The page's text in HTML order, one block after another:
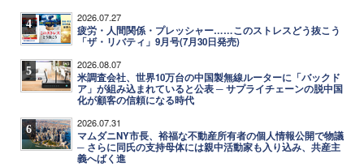
4 2026.07.27
疲労・人間関係・プレッシャー……このストレスどう抜こう
「ザ・リバティ」9月号(7月30日発売)
5 2026.08.07
米調査会社、世界10万台の中国製無線ルーターに「バックド
ア」が組み込まれていると公表 ─ サプライチェーンの脱中国
化が顧客の信頼になる時代
6 2026.07.31
マムダニNY市長、裕福な不動産所有者の個人情報公開で物議
─ さらに同氏の支持母体には親中活動家も入り込み、共産主
義へばく進